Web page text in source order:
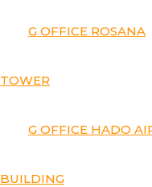
G OFFICE ROSANA
TOWER
G OFFICE HADO
BUILDING